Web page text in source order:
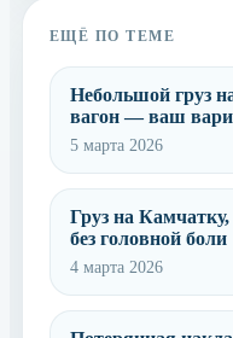
ЕЩЁ ПО ТЕМЕ
Небольшой груз
вагон — ваш
5 марта 2026
Груз на
без головной боли
4 марта 2026